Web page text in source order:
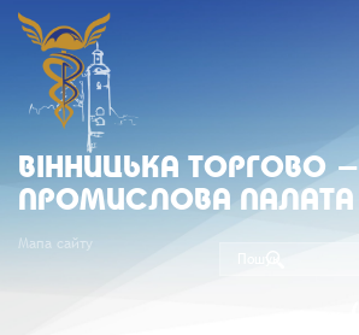
ВIННИЦЬКА ТОРГОВО -
ПРОМИСЛОВА ПАЛАТА
Мапа сайту